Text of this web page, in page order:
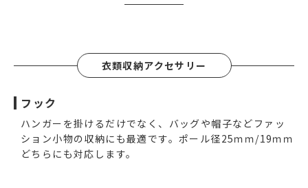
衣類収納アクセサリー
フック
ハンガーを掛けるだけでなく、バッグや帽子などファッ
ション小物の収納にも最適です。ポール径25ｍｍ/19ｍｍ
どちらにも対応します。